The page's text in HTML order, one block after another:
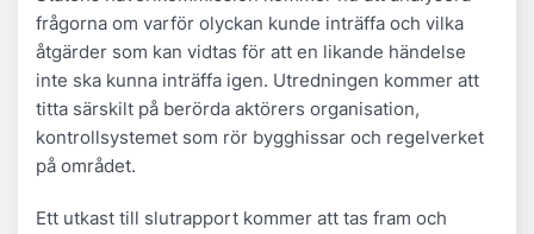
frågorna om varför olyckan kunde inträffa och vilka
åtgärder som kan vidtas för att en likande händelse
inte ska kunna inträffa igen. Utredningen kommer att
titta särskilt på berörda aktörers organisation,
kontrollsystemet som rör bygghissar och regelverket
på området.
Ett utkast till slutrapport kommer att tas fram och